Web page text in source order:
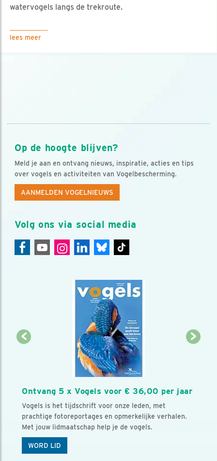
watervogels langs de trekroute.
lees meer
Op de hoogte blijven?
Meld je aan en ontvang nieuws, inspiratie, acties en tips
over vogels en activiteiten van Vogelbescherming.
AANMELDEN VOGELNIEUWS
Volg ons via social media
Ontvang 5 x Vogels voor € 36,00 per jaar
Vogels is het tijdschrift voor onze leden, met
prachtige fotoreportages en opmerkelijke verhalen.
Met jouw lidmaatschap help je de vogels.
WORD LID